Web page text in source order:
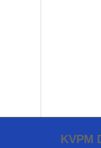
KVPM